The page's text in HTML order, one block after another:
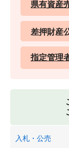
県有資産
差押財産
指定管理
入札・公売